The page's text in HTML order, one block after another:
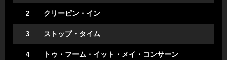
2 クリーピン・イン
3 ストップ・タイム
4 トゥ・フーム・イット・メイ・コンサーン